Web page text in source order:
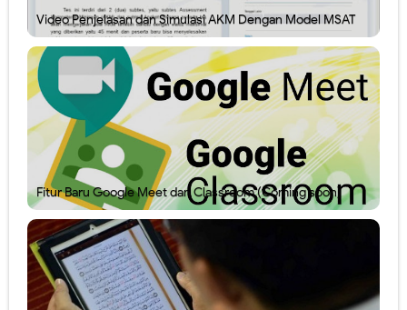
Video Penjelasan dan Simulasi AKM Dengan Model MSAT
Fitur Baru Google Meet dan Classroom (Coming soon)